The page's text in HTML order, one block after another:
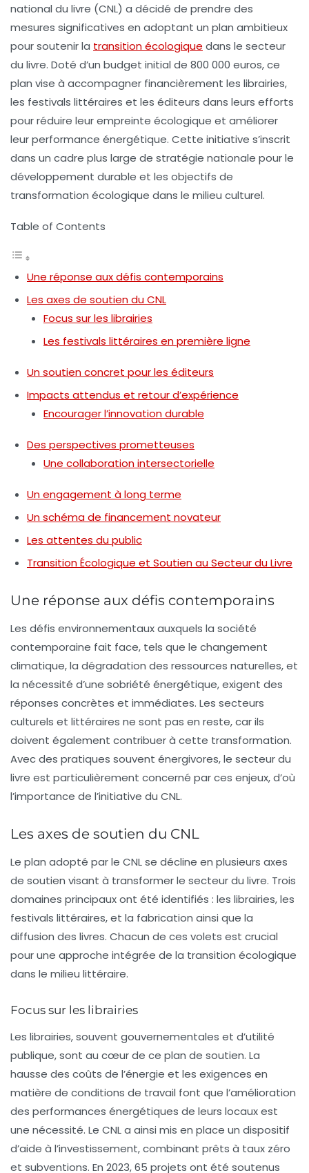
national du livre (CNL) a décidé de prendre des
mesures significatives en adoptant un plan ambitieux
pour soutenir la transition écologique dans le secteur
du livre. Doté d’un budget initial de 800 000 euros, ce
plan vise à accompagner financièrement les librairies,
les festivals littéraires et les éditeurs dans leurs efforts
pour réduire leur empreinte écologique et améliorer
leur performance énergétique. Cette initiative s’inscrit
dans un cadre plus large de stratégie nationale pour le
développement durable et les objectifs de
transformation écologique dans le milieu culturel.
Table of Contents
Une réponse aux défis contemporains
Les axes de soutien du CNL
Focus sur les librairies
Les festivals littéraires en première ligne
Un soutien concret pour les éditeurs
Impacts attendus et retour d’expérience
Encourager l’innovation durable
Des perspectives prometteuses
Une collaboration intersectorielle
Un engagement à long terme
Un schéma de financement novateur
Les attentes du public
Transition Écologique et Soutien au Secteur du Livre
Une réponse aux défis contemporains
Les défis environnementaux auxquels la société
contemporaine fait face, tels que le changement
climatique, la dégradation des ressources naturelles, et
la nécessité d’une sobriété énergétique, exigent des
réponses concrètes et immédiates. Les secteurs
culturels et littéraires ne sont pas en reste, car ils
doivent également contribuer à cette transformation.
Avec des pratiques souvent énergivores, le secteur du
livre est particulièrement concerné par ces enjeux, d’où
l’importance de l’initiative du CNL.
Les axes de soutien du CNL
Le plan adopté par le CNL se décline en plusieurs axes
de soutien visant à transformer le secteur du livre. Trois
domaines principaux ont été identifiés : les librairies, les
festivals littéraires, et la fabrication ainsi que la
diffusion des livres. Chacun de ces volets est crucial
pour une approche intégrée de la transition écologique
dans le milieu littéraire.
Focus sur les librairies
Les librairies, souvent gouvernementales et d’utilité
publique, sont au cœur de ce plan de soutien. La
hausse des coûts de l’énergie et les exigences en
matière de conditions de travail font que l’amélioration
des performances énergétiques de leurs locaux est
une nécessité. Le CNL a ainsi mis en place un dispositif
d’aide à l’investissement, combinant prêts à taux zéro
et subventions. En 2023, 65 projets ont été soutenus